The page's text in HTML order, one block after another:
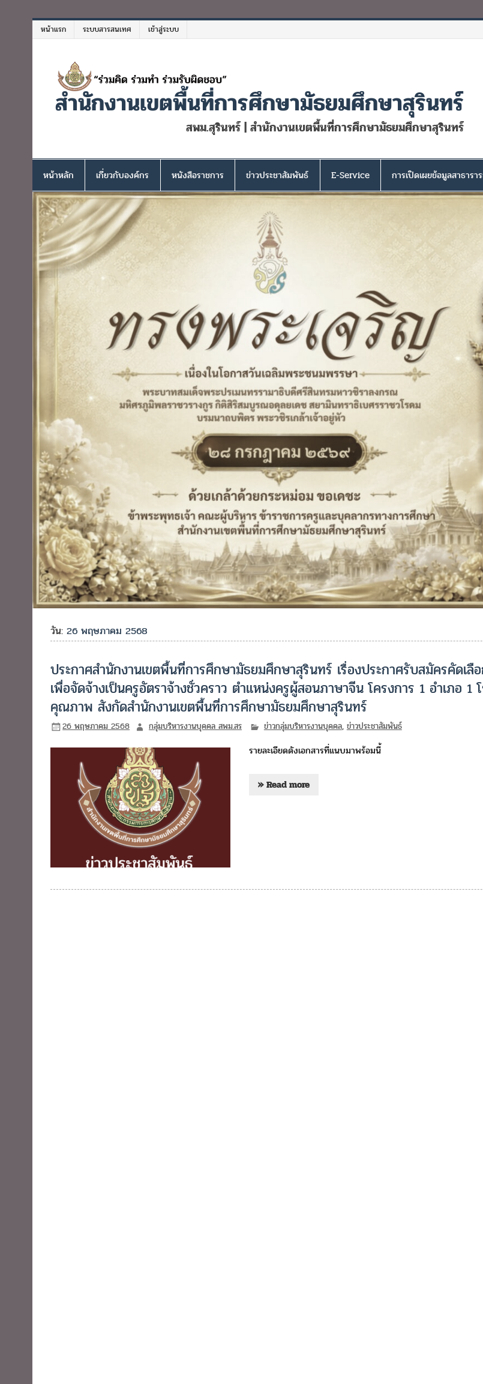
หน้าแรก ระบบสารสนเทศ เข้าสู่ระบบ
สำนักงานเขตพื้นที่การศึกษามัธยมศึกษาสุรินทร์
สพม.สุรินทร์ | สำนักงานเขตพื้นที่การศึกษามัธยมศึกษาสุรินทร์
หน้าหลัก เกี่ยวกับองค์กร หนังสือราชการ ข่าวประชาสัมพันธ์ E-Service การเปิดเผยข้อมูลสาธารา
วัน:26 พฤษภาคม 2568
ประกาศสำนักงานเขตพื้นที่การศึกษามัธยมศึกษาสุรินทร์ เรื่องประกาศรับสมัครคัดเลื
เพื่อจัดจ้างเป็นครูอัตราจ้างชั่วคราว ตำแหน่งครูผู้สอนภาษาจีน โครงการ 1 อำเภอ 1
คุณภาพ สังกัดสำนักงานเขตพื้นที่การศึกษามัธยมศึกษาสุรินทร์
26 พฤษภาคม 2568 กลุ่มบริหารงานบุคคล สพม.สร ข่าวกลุ่มบริหารงานบุคคล, ข่าวประชาสัมพันธ์
รายละเอียดดังเอกสารที่แนบมาพร้อมนี้
» Read more